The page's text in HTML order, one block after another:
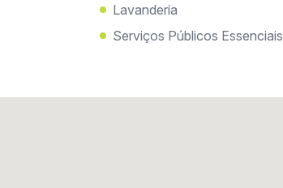
Lavanderia
Serviços Públicos Essenciais